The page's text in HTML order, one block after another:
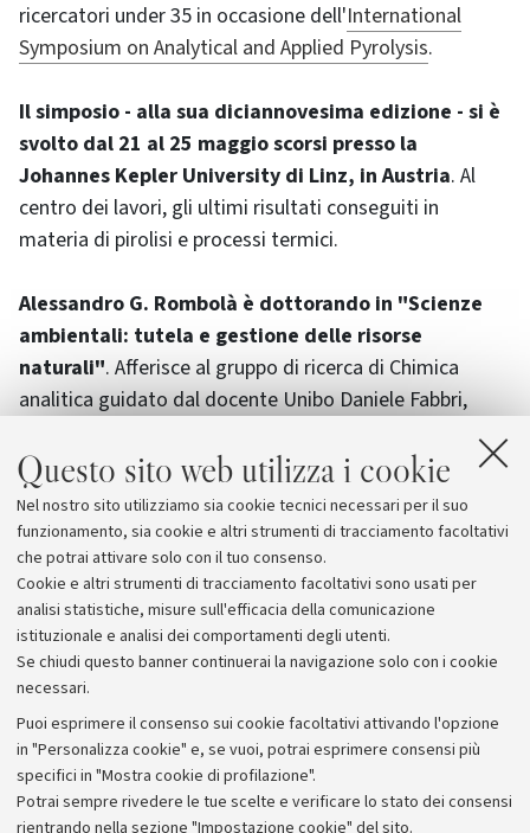
Questo sito web utilizza i cookie
Nel nostro sito utilizziamo sia cookie tecnici necessari per il suo
funzionamento, sia cookie e altri strumenti di tracciamento facoltativi
che potrai attivare solo con il tuo consenso.
Cookie e altri strumenti di tracciamento facoltativi sono usati per
analisi statistiche, misure sull'efficacia della comunicazione
istituzionale e analisi dei comportamenti degli utenti.
Se chiudi questo banner continuerai la navigazione solo con i cookie
necessari.
Puoi esprimere il consenso sui cookie facoltativi attivando l'opzione
in "Personalizza cookie" e, se vuoi, potrai esprimere consensi più
specifici in "Mostra cookie di profilazione".
Potrai sempre rivedere le tue scelte e verificare lo stato dei consensi
rientrando nella sezione "Impostazione cookie" del sito.
ricercatori under 35 in occasione dell'International
Symposium on Analytical and Applied Pyrolysis.
Il simposio - alla sua diciannovesima edizione - si è
svolto dal 21 al 25 maggio scorsi presso la
Johannes Kepler University di Linz, in Austria. Al
centro dei lavori, gli ultimi risultati conseguiti in
materia di pirolisi e processi termici.
Alessandro G. Rombolà è dottorando in "Scienze
ambientali: tutela e gestione delle risorse
naturali". Afferisce al gruppo di ricerca di Chimica
analitica guidato dal docente Unibo Daniele Fabbri,
scienze ambientali (CIRSA) di Ravenna. A essere
premiato è stato il suo poster "Structural Investigation
and Levels of Polycyclic Aromatic Hydrocarbons (PAHs)
in Synthetic Biochar"
Archivio
Comunicati stampa
Redazione